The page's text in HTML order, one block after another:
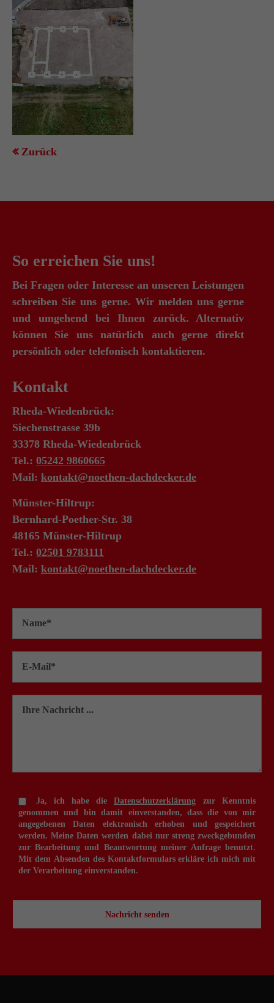
Zurück
So erreichen Sie uns!
Bei Fragen oder Interesse an unseren Leistungen
schreiben Sie uns gerne. Wir melden uns gerne
und umgehend bei Ihnen zurück. Alternativ
können Sie uns natürlich auch gerne direkt
persönlich oder telefonisch kontaktieren.
Kontakt
Rheda-Wiedenbrück:
Siechenstrasse 39b
33378 Rheda-Wiedenbrück
Tel.: 05242 9860665
Mail: kontakt@noethen-dachdecker.de
Münster-Hiltrup:
Bernhard-Poether-Str. 38
48165 Münster-Hiltrup
Tel.: 02501 9783111
Mail: kontakt@noethen-dachdecker.de
Ja, ich habe die Datenschutzerklärung zur Kenntnis
genommen und bin damit einverstanden, dass die von mir
angegebenen Daten elektronisch erhoben und gespeichert
werden. Meine Daten werden dabei nur streng zweckgebunden
zur Bearbeitung und Beantwortung meiner Anfrage benutzt.
Mit dem Absenden des Kontaktformulars erkläre ich mich mit
der Verarbeitung einverstanden.
Nachricht senden